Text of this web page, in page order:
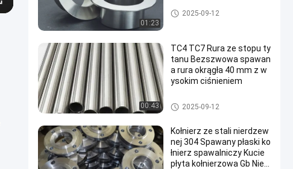
01:23
stali Super duplex rury
2025-09-12
00:43
TC4 TC7 Rura ze stopu ty
tanu Bezszwowa spawan
a rura okrągła 40 mm z w
ysokim ciśnieniem
Rura ze stopu tytanu
2025-09-12
Kołnierz ze stali nierdzew
nej 304 Spawany płaski ko
łnierz spawalniczy Kucie
płyta kołnierzowa Gb Nies